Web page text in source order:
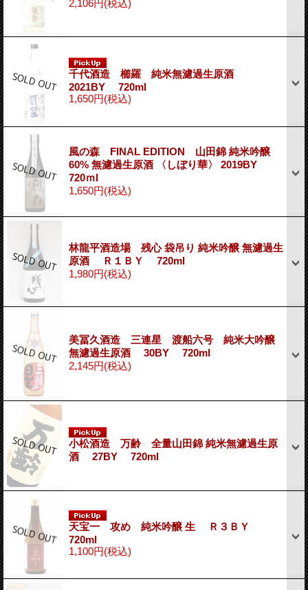
2,106円(税込)
千代酒造 櫛羅 純米無濾過生原酒
2021BY 720ml
1,650円(税込)
風の森 FINAL EDITION 山田錦 純米吟醸
60% 無濾過生原酒 〈しぼり華〉 2019BY
720ｍl
1,650円(税込)
林龍平酒造場 残心 袋吊り 純米吟醸 無濾過生
原酒 Ｒ１ＢＹ 720ml
1,980円(税込)
美冨久酒造 三連星 渡船六号 純米大吟醸
無濾過生原酒 30BY 720ml
2,145円(税込)
小松酒造 万齢 全量山田錦 純米無濾過生原
酒 27BY 720ml
天宝一 攻め 純米吟醸 生 Ｒ３ＢＹ
720ml
1,100円(税込)